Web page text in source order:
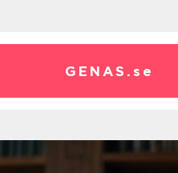
GENAS. se